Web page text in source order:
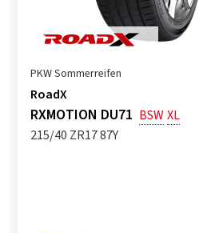
RoadX
RXMOTION DU71 BSWXL
215/40 ZR17 87Y
PKW Sommerreifen